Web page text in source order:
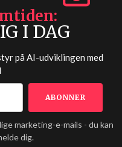
I DAG
på AI-udviklingen med
marketing-e-mails - du kan
dig.